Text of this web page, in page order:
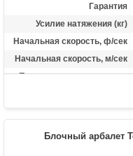
Гарантия
Усилие натяжения (кг)
Начальная скорость, ф/сек
Начальная скорость, м/сек
Прицельная дальность, м
Размах плечей (см)
Блочный арбалет